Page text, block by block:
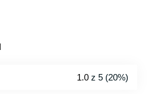
1.0 z 5 (20%)